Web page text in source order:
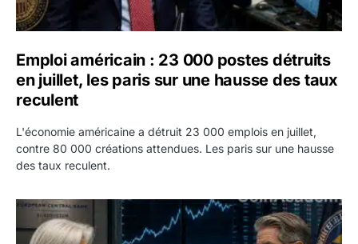
Emploi américain : 23 000 postes détruits
en juillet, les paris sur une hausse des taux
reculent
L'économie américaine a détruit 23 000 emplois en juillet,
contre 80 000 créations attendues. Les paris sur une hausse
des taux reculent.
Yen : Washington a vendu des euros sans prévenir la